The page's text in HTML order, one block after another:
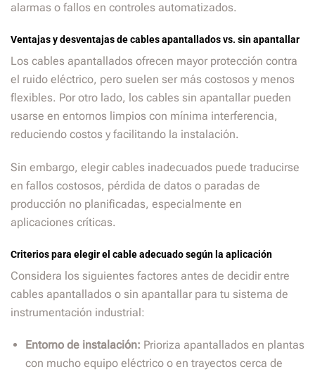
alarmas o fallos en controles automatizados.
Ventajas y desventajas de cables apantallados vs. sin apantallar
Los cables apantallados ofrecen mayor protección contra
el ruido eléctrico, pero suelen ser más costosos y menos
flexibles. Por otro lado, los cables sin apantallar pueden
usarse en entornos limpios con mínima interferencia,
reduciendo costos y facilitando la instalación.
Sin embargo, elegir cables inadecuados puede traducirse
en fallos costosos, pérdida de datos o paradas de
producción no planificadas, especialmente en
aplicaciones críticas.
Criterios para elegir el cable adecuado según la aplicación
Considera los siguientes factores antes de decidir entre
cables apantallados o sin apantallar para tu sistema de
instrumentación industrial:
Entorno de instalación: Prioriza apantallados en plantas
con mucho equipo eléctrico o en trayectos cerca de